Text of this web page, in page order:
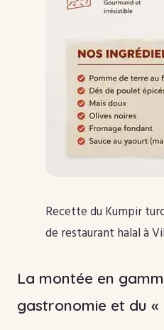
Recette du Kumpir
de restaurant halal à
La montée en
gastronomie et du «